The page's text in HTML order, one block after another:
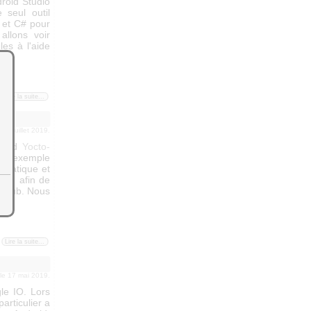
seul outil
C# pour
voir
à l'aide
Lire la suite...
19 juillet 2019.
Yocto-
et
afin de
Nous
Lire la suite...
, le 17 mai 2019.
IO. Lors
a